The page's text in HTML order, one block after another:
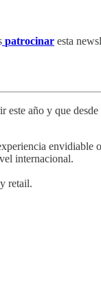
patrocinar esta
este año y que
envidiable
internacional.
retail.